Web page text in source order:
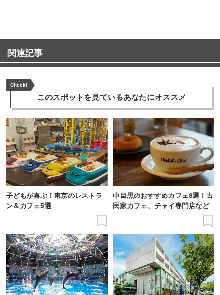
関連記事
Check!
このスポットを見ているあなたにオススメ
子どもが喜ぶ！東京のレストラ
ン＆カフェ5選
中目黒のおすすめカフェ8選！古
民家カフェ、チャイ専門店など